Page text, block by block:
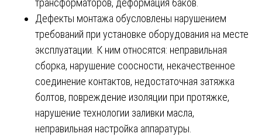
трансформаторов, деформация баков.
Дефекты монтажа обусловлены нарушением
требований при установке оборудования на месте
эксплуатации. К ним относятся: неправильная
сборка, нарушение соосности, некачественное
соединение контактов, недостаточная затяжка
болтов, повреждение изоляции при протяжке,
нарушение технологии заливки масла,
неправильная настройка аппаратуры.